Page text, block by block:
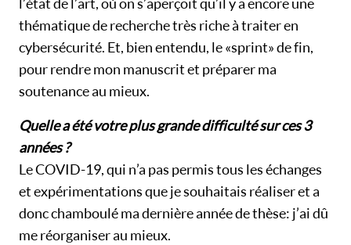
thématique de recherche très riche à traiter en
cybersécurité. Et, bien entendu, le « sprint » de fin,
pour rendre mon manuscrit et préparer ma
soutenance au mieux.
Quelle a été votre plus grande difficulté sur ces 3
années ?
Le COVID-19, qui n’a pas permis tous les échanges
et expérimentations que je souhaitais réaliser et a
donc chamboulé ma dernière année de thèse : j’ai dû
me réorganiser au mieux.